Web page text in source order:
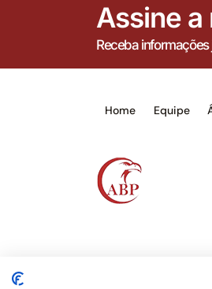
Assine
Receba
Home Equipe
Este site não é um
serviços jurídicos,